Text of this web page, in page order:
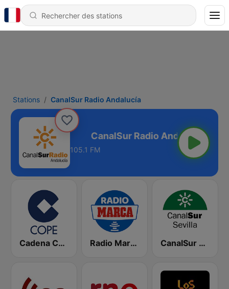
Stations CanalSur Radio Andalucía
Andalucía
105.1 FM
Cadena COPE Radio Marca Nacional CanalSur Radio Sevilla